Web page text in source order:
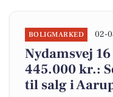
BOLIGMARKED 02-
Nydamsvej
445.000 kr.:
til salg i